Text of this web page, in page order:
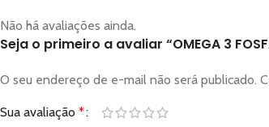
Não há avaliações ainda.
Seja o primeiro a avaliar “OMEGA 3
O seu endereço de e-mail não será publicado.
Sua avaliação *